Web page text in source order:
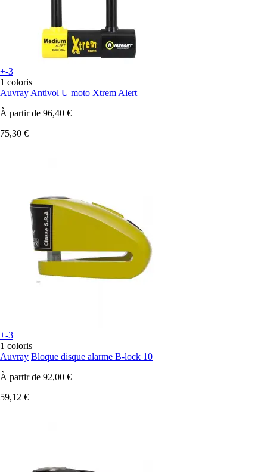
+-3
1 coloris
Auvray Antivol U moto Xtrem Alert
À partir de 96,40 €
75,30 €
+-3
1 coloris
Auvray Bloque disque alarme B-lock 10
À partir de 92,00 €
59,12 €